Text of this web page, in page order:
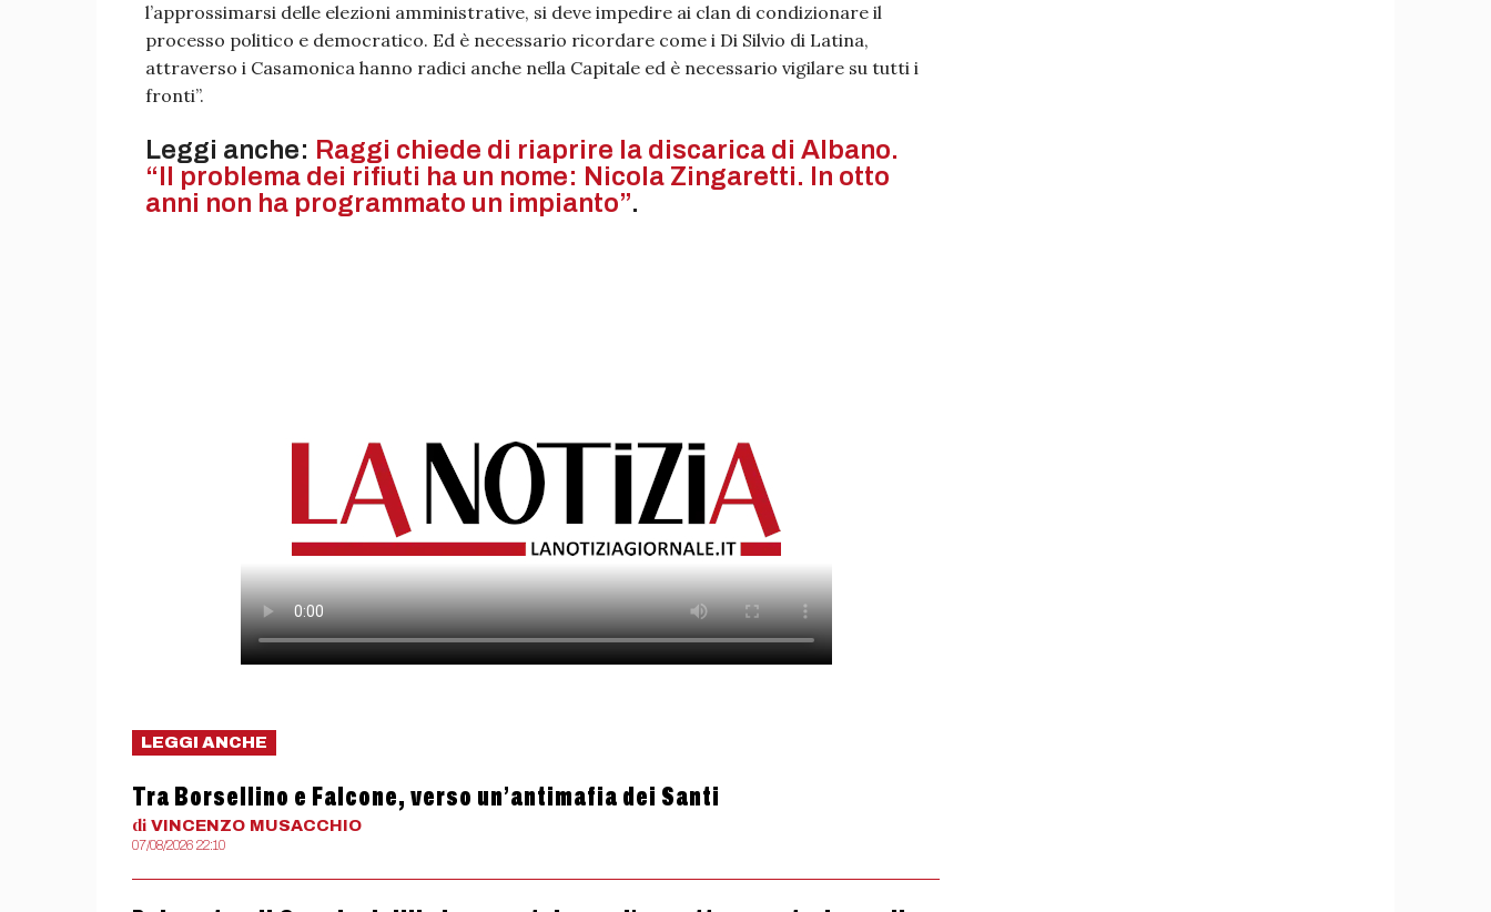
l’approssimarsi delle elezioni amministrative, si deve impedire ai clan di condizionare il
processo politico e democratico. Ed è necessario ricordare come i Di Silvio di Latina,
attraverso i Casamonica hanno radici anche nella Capitale ed è necessario vigilare su tutti i
fronti”.
Leggi anche: Raggi chiede di riaprire la discarica di Albano.
“Il problema dei rifiuti ha un nome: Nicola Zingaretti. In otto
anni non ha programmato un impianto”.
LEGGI ANCHE
Tra Borsellino e Falcone, verso un’antimafia dei Santi
di VINCENZO MUSACCHIO
07/08/2026 22:10